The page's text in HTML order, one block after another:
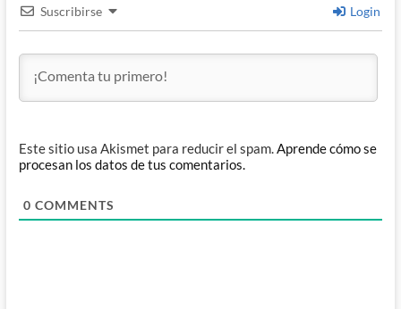
Suscribirse Login
Este sitio usa Akismet para reducir el spam.Aprende cómo se
procesan los datos de tus comentarios.
0 COMMENTS